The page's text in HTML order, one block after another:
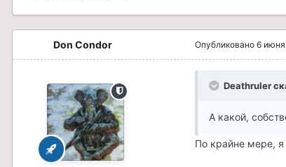
Don Condor Опубликовано 6
Deathruler
А какой,
По крайне мере,